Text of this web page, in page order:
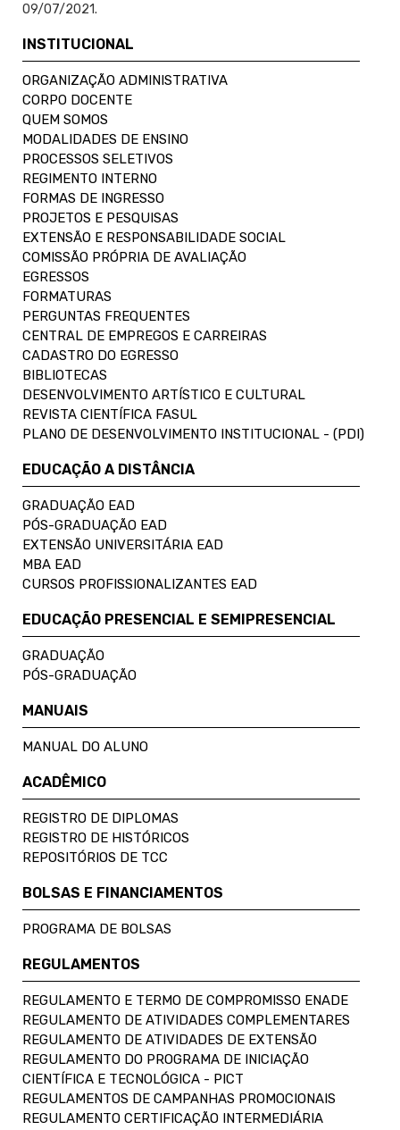
09/07/2021.
INSTITUCIONAL
ORGANIZAÇÃO ADMINISTRATIVA
CORPO DOCENTE
QUEM SOMOS
MODALIDADES DE ENSINO
PROCESSOS SELETIVOS
REGIMENTO INTERNO
FORMAS DE INGRESSO
PROJETOS E PESQUISAS
EXTENSÃO E RESPONSABILIDADE SOCIAL
COMISSÃO PRÓPRIA DE AVALIAÇÃO
EGRESSOS
FORMATURAS
PERGUNTAS FREQUENTES
CENTRAL DE EMPREGOS E CARREIRAS
CADASTRO DO EGRESSO
BIBLIOTECAS
DESENVOLVIMENTO ARTÍSTICO E CULTURAL
REVISTA CIENTÍFICA FASUL
PLANO DE DESENVOLVIMENTO INSTITUCIONAL - (PDI)
EDUCAÇÃO A DISTÂNCIA
GRADUAÇÃO EAD
PÓS-GRADUAÇÃO EAD
EXTENSÃO UNIVERSITÁRIA EAD
MBA EAD
CURSOS PROFISSIONALIZANTES EAD
EDUCAÇÃO PRESENCIAL E SEMIPRESENCIAL
GRADUAÇÃO
PÓS-GRADUAÇÃO
MANUAIS
MANUAL DO ALUNO
ACADÊMICO
REGISTRO DE DIPLOMAS
REGISTRO DE HISTÓRICOS
REPOSITÓRIOS DE TCC
BOLSAS E FINANCIAMENTOS
PROGRAMA DE BOLSAS
REGULAMENTOS
REGULAMENTO E TERMO DE COMPROMISSO ENADE
REGULAMENTO DE ATIVIDADES COMPLEMENTARES
REGULAMENTO DE ATIVIDADES DE EXTENSÃO
REGULAMENTO DO PROGRAMA DE INICIAÇÃO
CIENTÍFICA E TECNOLÓGICA - PICT
REGULAMENTOS DE CAMPANHAS PROMOCIONAIS
REGULAMENTO CERTIFICAÇÃO INTERMEDIÁRIA